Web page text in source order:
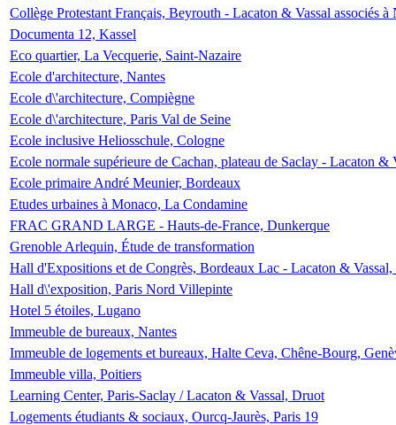
Collège Protestant Français, Beyrouth - Lacaton & Vassal associés
Documenta 12, Kassel
Eco quartier, La Vecquerie, Saint-Nazaire
Ecole d'architecture, Nantes
Ecole d\'architecture, Compiègne
Ecole d\'architecture, Paris Val de Seine
Ecole inclusive Heliosschule, Cologne
Ecole normale supérieure de Cachan, plateau de Saclay - Lacaton &
Ecole primaire André Meunier, Bordeaux
Etudes urbaines à Monaco, La Condamine
FRAC GRAND LARGE - Hauts-de-France, Dunkerque
Grenoble Arlequin, Étude de transformation
Hall d'Expositions et de Congrès, Bordeaux Lac - Lacaton &
Hall d\'exposition, Paris Nord Villepinte
Hotel 5 étoiles, Lugano
Immeuble de bureaux, Nantes
Immeuble de logements et bureaux, Halte Ceva, Chêne-Bourg,
Immeuble villa, Poitiers
Learning Center, Paris-Saclay / Lacaton & Vassal, Druot
Logements étudiants & sociaux, Ourcq-Jaurès, Paris 19